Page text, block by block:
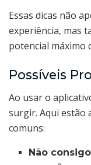
Essas dicas não
experiência, mas
potencial máximo
Possíveis
Ao usar o
surgir. Aqui estão
comuns:
Não